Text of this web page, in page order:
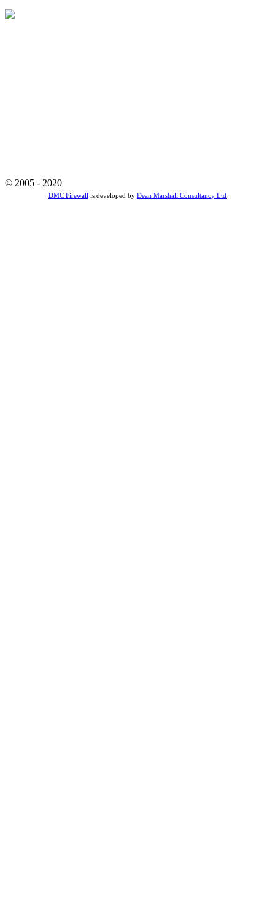
© 2005 - 2020
DMC Firewall is developed by Dean Marshall Consultancy Ltd